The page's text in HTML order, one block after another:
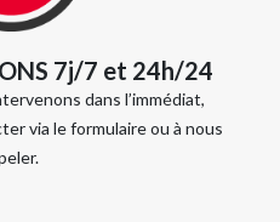
7j/7 et 24h/24
dans l’immédiat,
via le formulaire ou à nous